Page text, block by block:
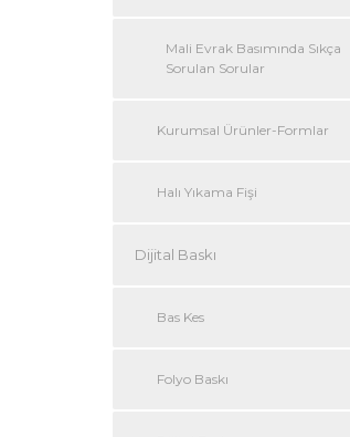
Mali Evrak Basımında Sıkça
Sorulan Sorular
Kurumsal Ürünler-Formlar
Halı Yıkama Fişi
Dijital Baskı
Bas Kes
Folyo Baskı